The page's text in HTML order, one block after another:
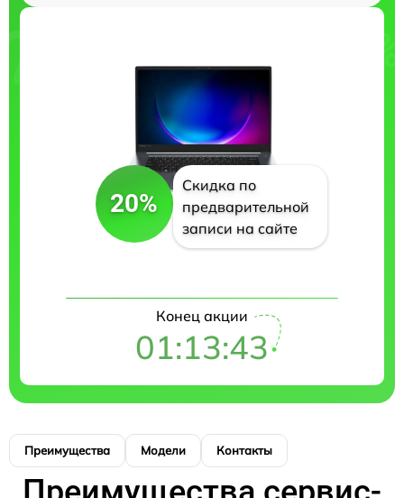
20%
Скидка по
предварительной
записи на сайте
Конец акции
01:13:42
Преимущества Модели Контакты